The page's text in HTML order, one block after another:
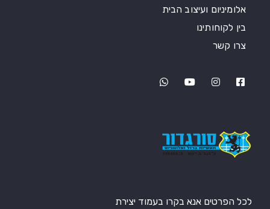
אלומיניום ועיצוב הבית
בין לקוחותינו
צרו קשר
לכל הפרטים אנא בקרו בעמוד יצירת